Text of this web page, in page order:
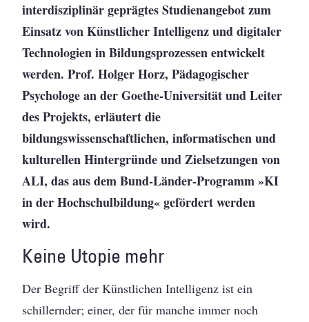
interdisziplinär geprägtes Studienangebot zum
Einsatz von Künstlicher Intelligenz und digitaler
Technologien in Bildungsprozessen entwickelt
werden. Prof. Holger Horz, Pädagogischer
Psychologe an der Goethe-Universität und Leiter
des Projekts, erläutert die
bildungswissenschaftlichen, informatischen und
kulturellen Hintergründe und Zielsetzungen von
ALI, das aus dem Bund-Länder-Programm »KI
in der Hochschulbildung« gefördert werden
wird.
Keine Utopie mehr
Der Begriff der Künstlichen Intelligenz ist ein
schillernder; einer, der für manche immer noch